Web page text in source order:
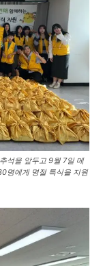
석을 앞두고 9월 7일 메
명에게 명절 특식을 지원